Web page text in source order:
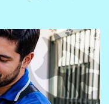
com marcas de
o 10º Batalhão
por volta das 6h
geográfica Ao
morte do motociclista e